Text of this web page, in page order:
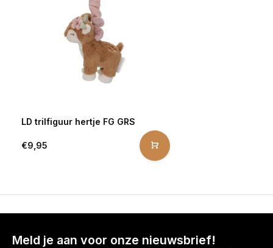
LD trilfiguur hertje FG GRS
€9,95
Meld je aan voor onze nieuwsbrief!